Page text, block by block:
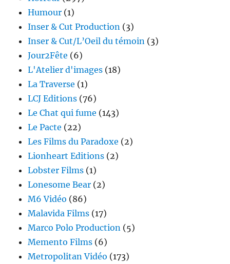
Humour (1)
Inser & Cut Production (3)
Inser & Cut/L’Oeil du témoin (3)
Jour2Fête (6)
L'Atelier d'images (18)
La Traverse (1)
LCJ Editions (76)
Le Chat qui fume (143)
Le Pacte (22)
Les Films du Paradoxe (2)
Lionheart Editions (2)
Lobster Films (1)
Lonesome Bear (2)
M6 Vidéo (86)
Malavida Films (17)
Marco Polo Production (5)
Memento Films (6)
Metropolitan Vidéo (173)